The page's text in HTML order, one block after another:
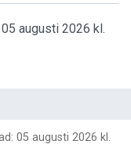
05 augusti 2026 kl.
05 augusti 2026 kl.